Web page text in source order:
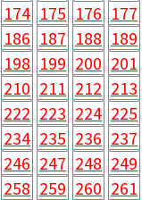
174 175 176 177
186 187 188 189
198 199 200 201
210 211 212 213
222 223 224 225
234 235 236 237
246 247 248 249
258 259 260 261